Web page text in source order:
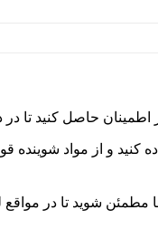
حاصل کنید تا در
و از مواد شوینده
شوید تا در مواقع